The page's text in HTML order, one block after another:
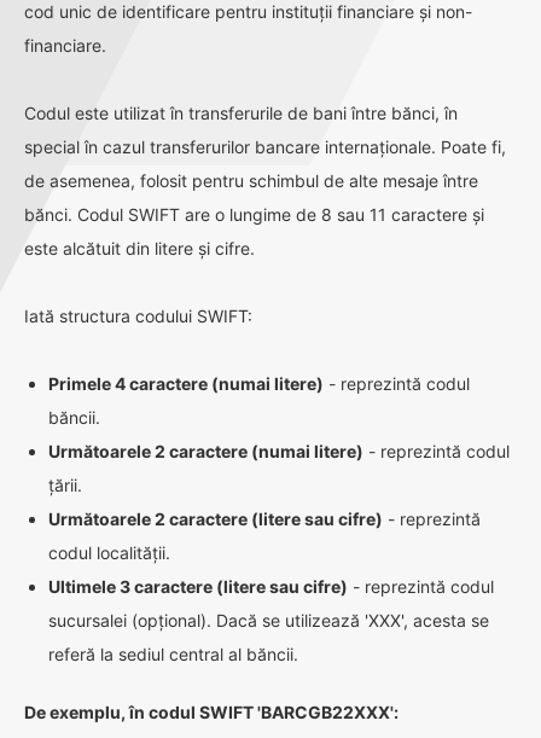
cod unic de identificare pentru instituții financiare și non-
financiare.
Codul este utilizat în transferurile de bani între bănci, în
special în cazul transferurilor bancare internaționale. Poate fi,
de asemenea, folosit pentru schimbul de alte mesaje între
bănci. Codul SWIFT are o lungime de 8 sau 11 caractere și
este alcătuit din litere și cifre.
Iată structura codului SWIFT:
Primele 4 caractere (numai litere) - reprezintă codul
băncii.
Următoarele 2 caractere (numai litere) - reprezintă codul
țării.
Următoarele 2 caractere (litere sau cifre) - reprezintă
codul localității.
Ultimele 3 caractere (litere sau cifre) - reprezintă codul
sucursalei (opțional). Dacă se utilizează 'XXX', acesta se
referă la sediul central al băncii.
De exemplu, în codul SWIFT 'BARCGB22XXX':